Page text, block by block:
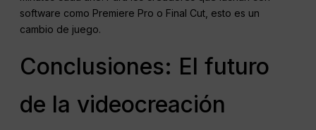
software como Premiere Pro o Final Cut, esto es un
cambio de juego.
Conclusiones: El futuro
de la videocreación